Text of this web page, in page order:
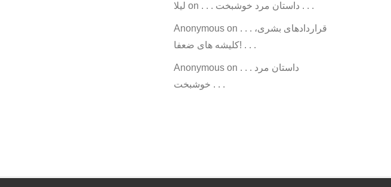
ليلا on . . . داستان مرد خوشبخت . . .
Anonymouson . . . قراردادهای بشری،
کلیشه های ضعفا! . . .
Anonymouson . . . داستان مرد
خوشبخت . . .